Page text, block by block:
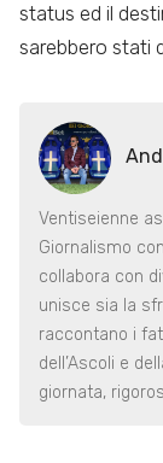
status ed il
sarebbero stati
Ventiseienne
Giornalismo
collabora con
unisce sia la
raccontano i
dell’Ascoli e
giornata,